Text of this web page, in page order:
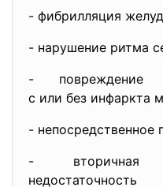
- фибрилляция
- нарушение ритма
- повреждение
с или без инфаркта
-
- вторичная
недостаточность